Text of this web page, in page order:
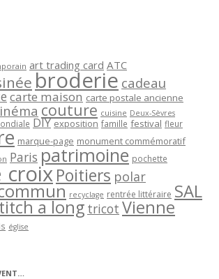
art trading card ATC
broderie cadeau
carte maison carte postale ancienne
couture cuisine Deux-Sèvres
DIY exposition famille festival fleur
marque-page monument commémoratif
Paris patrimoine pochette
croixPoitiers polar
recyclage rentrée littéraire SAL
a long tricot Vienne
église